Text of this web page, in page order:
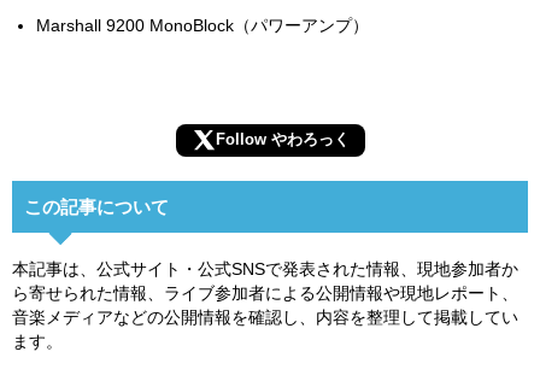
Marshall 9200 MonoBlock（パワーアンプ）
Follow やわろっく
この記事について
本記事は、公式サイト・公式SNSで発表された情報、現地参加者か
ら寄せられた情報、ライブ参加者による公開情報や現地レポート、
音楽メディアなどの公開情報を確認し、内容を整理して掲載してい
ます。